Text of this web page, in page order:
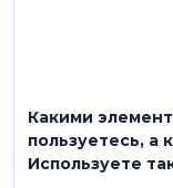
Какими
пользуетесь, а
Используете